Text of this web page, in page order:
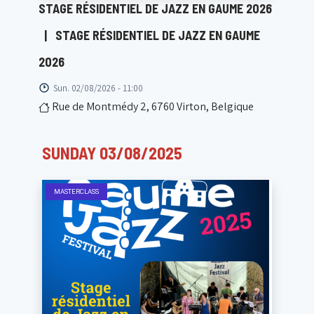
STAGE RÉSIDENTIEL DE JAZZ EN GAUME 2026
| STAGE RÉSIDENTIEL DE JAZZ EN GAUME
2026
Sun. 02/08/2026 - 11:00
Rue de Montmédy 2, 6760 Virton, Belgique
SUNDAY 03/08/2025
MASTERCLASS